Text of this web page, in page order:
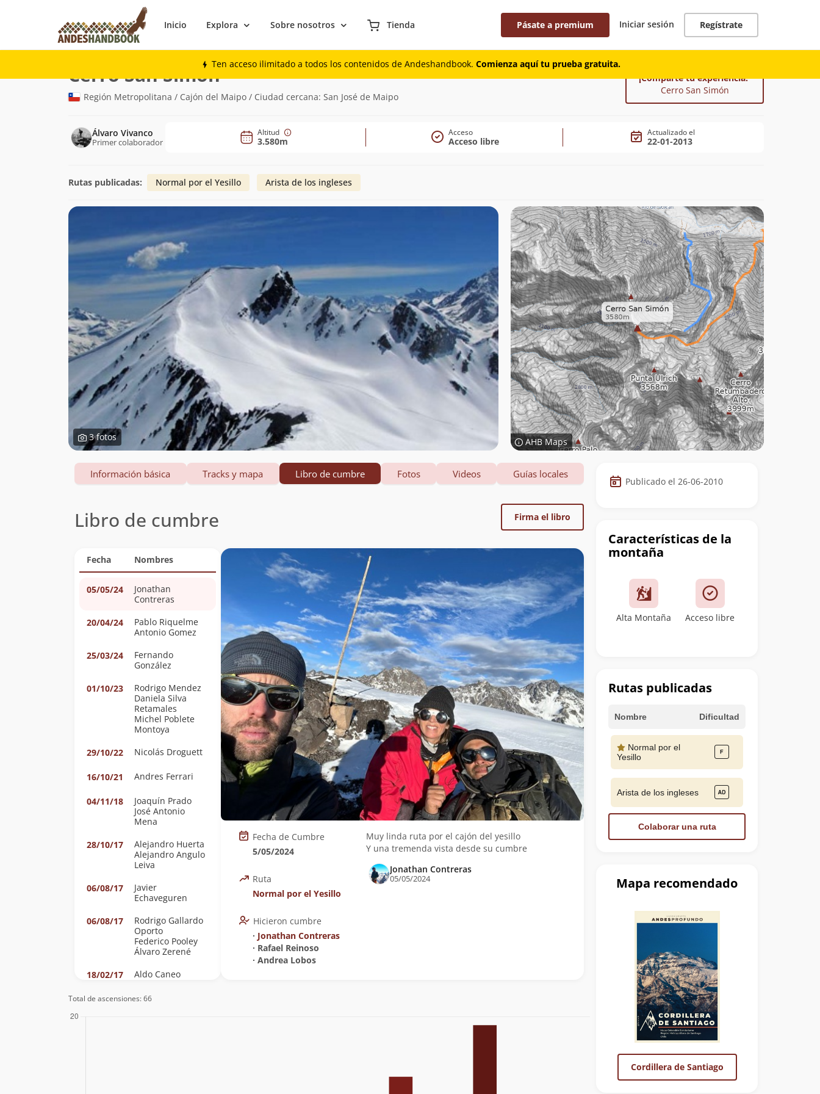
Inicio Explora Sobre nosotros Tienda Pásate a premium Iniciar sesión Regístrate
Ten acceso ilimitado a todos los contenidos de Andeshandbook. Comienza aquí tu prueba gratuita.
Montaña
Cerro San Simón(3.580m)
Región Metropolitana / Cajón del Maipo / Ciudad cercana: San José de Maipo
¡Comparte tu experiencia!
Cerro San Simón
Álvaro Vivanco
Primer colaborador
Altitud
3.580m
Acceso
Acceso libre
Actualizado el
22-01-2013
Rutas publicadas: Normal por el Yesillo Arista de los ingleses
3 fotos AHB Maps
Datos
de
cumbre
Publicado el 26-06-2010
Características de la
montaña
Alta Montaña Acceso libre
Rutas publicadas
Nombre Dificultad
Normal por el
Yesillo
Arista de los ingleses
Colaborar una ruta
Mapa recomendado
Cordillera de Santiago
Información básica Tracks y mapa Libro de cumbre Fotos Videos Guías locales
Libro de cumbre Firma el libro
Fecha Nombres
05/05/24
Jonathan
Contreras
20/04/24
Pablo Riquelme
Antonio Gomez
25/03/24
Fernando
González
01/10/23
Rodrigo Mendez
Daniela Silva
Retamales
Michel Poblete
Montoya
29/10/22
Nicolás Droguett
16/10/21 Andres Ferrari
04/11/18
Joaquín Prado
José Antonio
Mena
28/10/17
Alejandro Huerta
Alejandro Angulo
Leiva
06/08/17
Javier
Echaveguren
06/08/17
Rodrigo Gallardo
Oporto
Federico Pooley
Álvaro Zerené
18/02/17
Aldo Caneo
Fecha de Cumbre
5/05/2024
Ruta
Normal por el Yesillo
Hicieron cumbre
∙ Jonathan Contreras
∙ Rafael Reinoso
∙ Andrea Lobos
Muy linda ruta por el cajón del yesillo
Y una tremenda vista desde su cumbre
Jonathan Contreras
05/05/2024
Total de ascensiones: 66